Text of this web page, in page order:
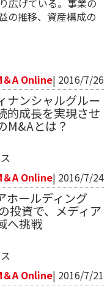
の推移、資産構成の
＆A Online| 2016/7/26
ナンシャルグルー
的成長を実現させ
M&Aとは？
＆A Online| 2016/7/24
ホールディング
投資で、メディア
へ挑戦
＆A Online| 2016/7/21